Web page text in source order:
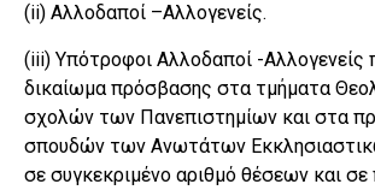
(ii) Αλλοδαποί –Αλλογενείς.
(iii) Υπότροφοι Αλλοδαποί -Αλλογενείς
δικαίωμα πρόσβασης στα τμήματα
σχολών των Πανεπιστημίων και στα
σπουδών των Ανωτάτων
σε συγκεκριμένο αριθμό θέσεων και